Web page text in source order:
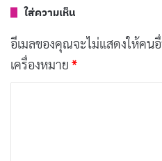
กรกฎาคม 9,
ใส่ความเห็น
อีเมลของคุณจะไม่แสดงให้คน
เครื่องหมาย *